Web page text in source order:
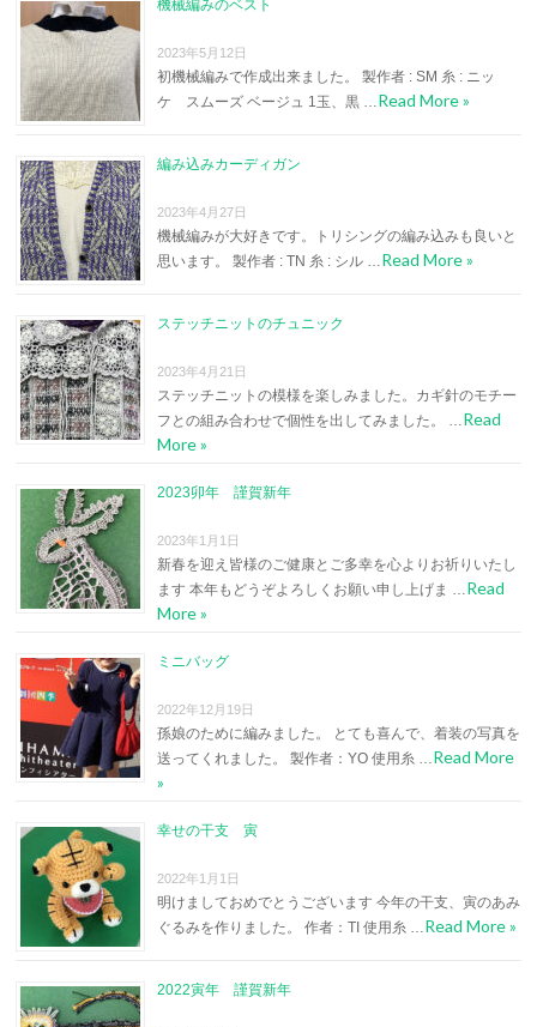
機械編みのベスト
2023年5月12日
初機械編みで作成出来ました。 製作者 : SM 糸 : ニッ
ケ スムーズ ベージュ 1玉、黒 … Read More »
編み込みカーディガン
2023年4月27日
機械編みが大好きです。トリシングの編み込みも良いと
思います。 製作者 : TN 糸 : シル … Read More »
ステッチニットのチュニック
2023年4月21日
ステッチニットの模様を楽しみました。カギ針のモチー
フとの組み合わせで個性を出してみました。 … Read
More »
2023卯年 謹賀新年
2023年1月1日
新春を迎え皆様のご健康とご多幸を心よりお祈りいたし
ます 本年もどうぞよろしくお願い申し上げま … Read
More »
ミニバッグ
2022年12月19日
孫娘のために編みました。 とても喜んで、着装の写真を
送ってくれました。 製作者：YO 使用糸 … Read More
»
幸せの干支 寅
2022年1月1日
明けましておめでとうございます 今年の干支、寅のあみ
ぐるみを作りました。 作者：TI 使用糸 … Read More »
2022寅年 謹賀新年